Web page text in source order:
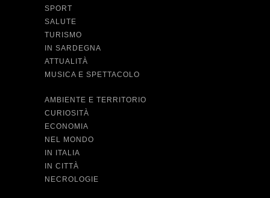
SPORT
SALUTE
TURISMO
IN SARDEGNA
ATTUALITÀ
MUSICA E SPETTACOLO
AMBIENTE E TERRITORIO
CURIOSITÀ
ECONOMIA
NEL MONDO
IN ITALIA
IN CITTÀ
NECROLOGIE